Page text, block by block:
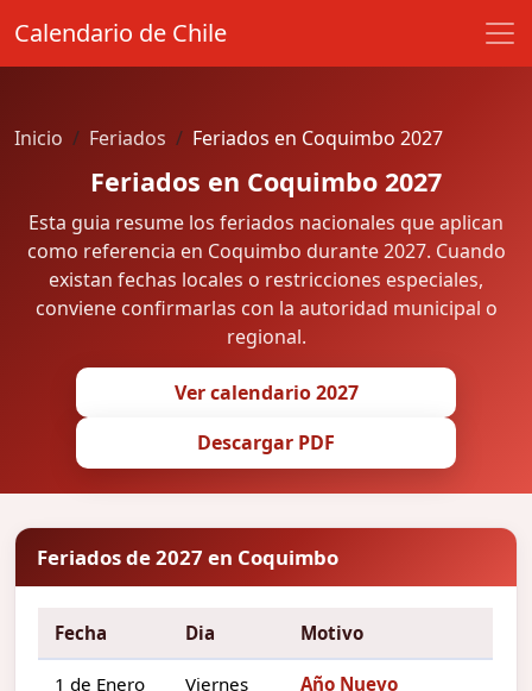
Calendario de Chile
Inicio Feriados Feriados en Coquimbo 2027
Feriados en Coquimbo 2027
Esta guia resume los feriados nacionales que aplican
como referencia en Coquimbo durante 2027. Cuando
existan fechas locales o restricciones especiales,
conviene confirmarlas con la autoridad municipal o
regional.
Ver calendario 2027
Descargar PDF
Feriados de 2027 en Coquimbo
Fecha Dia Motivo
1 de Enero Viernes Año Nuevo